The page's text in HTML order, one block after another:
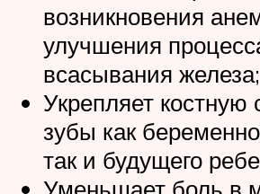
возникновения
улучшения
всасывания железа;
Укрепляет костную
зубы как
так и будущего